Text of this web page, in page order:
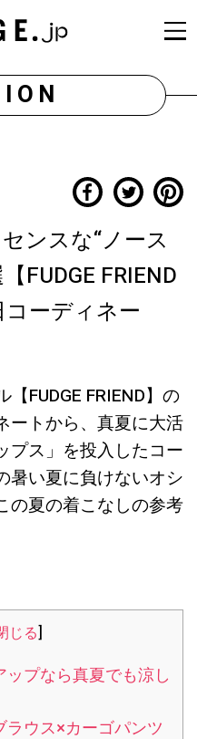
ンスな“ノース
FUDGE FRIEND
ーディネー
【FUDGE FRIEND】の
ートから、真夏に大活
プス」を投入したコー
暑い夏に負けないオシ
の夏の着こなしの参考
じる]
プなら真夏でも涼し
ウス×カーゴパンツ